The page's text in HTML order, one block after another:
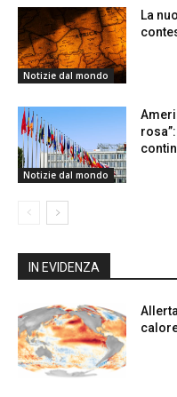
Notizie dal mondo
La
Notizie dal mondo
IN EVIDENZA